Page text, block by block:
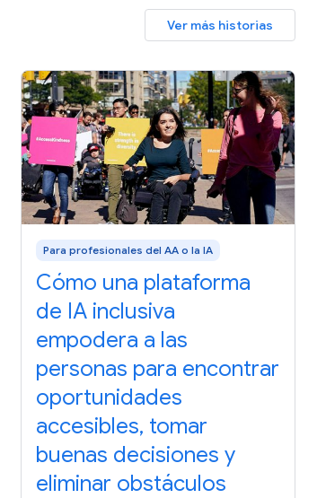
Ver más historias
Para profesionales del AA o la IA
Cómo una plataforma
de IA inclusiva
empodera a las
personas para encontrar
oportunidades
accesibles, tomar
buenas decisiones y
eliminar obstáculos